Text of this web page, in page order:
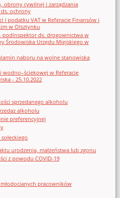
obrony cywilnej i zarządzania
ochrony
i podatku VAT w Referacie Finansów i
w Olsztynku
podinspektor ds. drogownictwa w
Środowiska Urzędu Miejskiego w
naboru na wolne stanowiska
w Referacie
- 25.10.2022
sprzedanego alkoholu
alkoholu
preferencyjnej
urodzenia, małżeństwa lub zgonu
z powodu COVID-19
pracowników